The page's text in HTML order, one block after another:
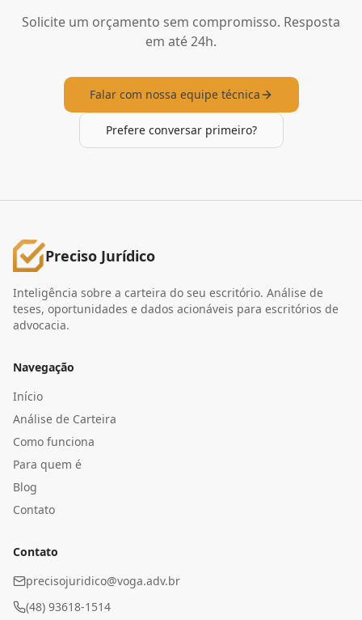
Solicite um orçamento sem compromisso. Resposta
em até 24h.
Falar com nossa equipe técnica
Prefere conversar primeiro?
Preciso Jurídico
Inteligência sobre a carteira do seu escritório. Análise de
teses, oportunidades e dados acionáveis para escritórios de
advocacia.
Navegação
Início
Análise de Carteira
Como funciona
Para quem é
Blog
Contato
Contato
precisojuridico@voga.adv.br
(48) 93618-1514